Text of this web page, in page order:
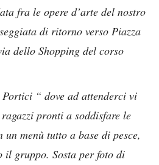
fra le opere d’arte del nostro
di ritorno verso Piazza
dello Shopping del corso
“ dove ad attenderci vi
pronti a soddisfare le
menù tutto a base di pesce,
il gruppo. Sosta per foto di